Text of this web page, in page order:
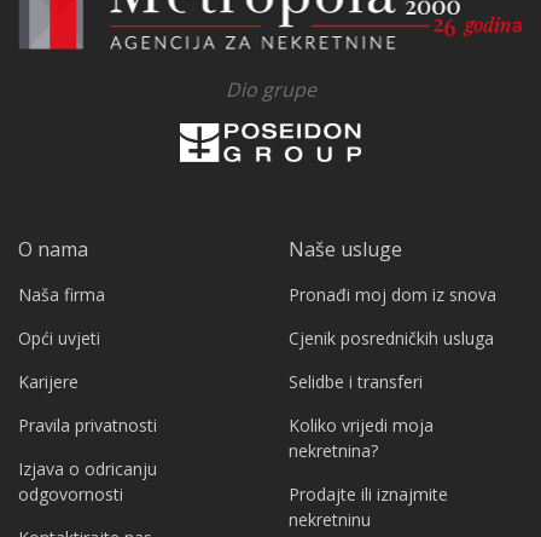
Dio grupe
O nama
Naša firma
Opći uvjeti
Karijere
Pravila privatnosti
Izjava o odricanju
odgovornosti
Naše usluge
Pronađi moj dom iz snova
Cjenik posredničkih usluga
Selidbe i transferi
Koliko vrijedi moja
nekretnina?
Prodajte ili iznajmite
nekretninu